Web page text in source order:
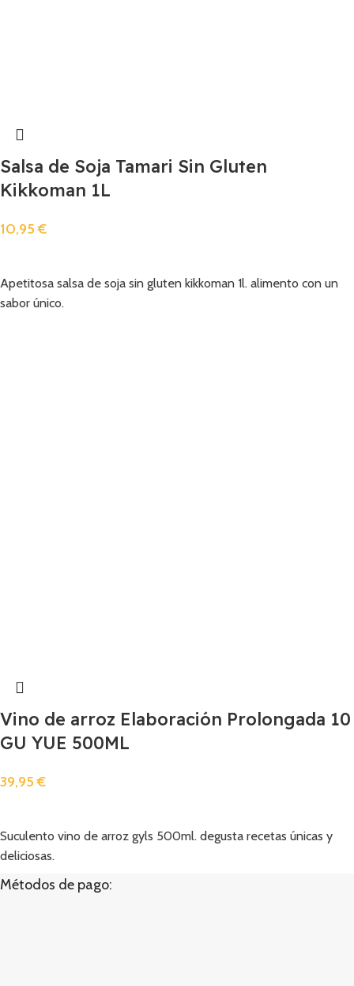
Salsa de Soja Tamari Sin Gluten
Kikkoman 1L
10,95€
Apetitosa salsa de soja sin gluten kikkoman 1l. alimento con un
sabor único.
Vino de arroz Elaboración Prolongada 10
GU YUE 500ML
39,95€
Suculento vino de arroz gyls 500ml. degusta recetas únicas y
deliciosas.
Métodos de pago: